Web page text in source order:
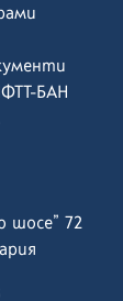
БАН
шосе” 72